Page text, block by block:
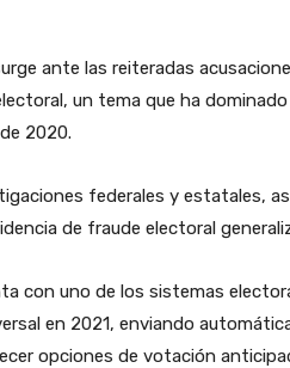
ante las reiteradas
un tema que ha
2020.
federales y estatales,
de fraude electoral
con uno de los sistemas
en 2021, enviando
opciones de votación